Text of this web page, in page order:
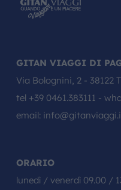
GITAN VIAGGI DI
Via Bolognini, 2 - 38122
tel +39 0461.383111 -
email:
ORARIO
lunedì / venerdì 09.00 /